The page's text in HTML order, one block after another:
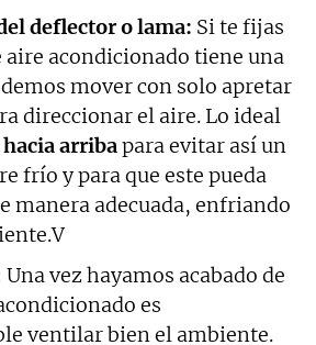
deflector o lama: Si te fijas
aire acondicionado tiene una
mover con solo apretar
direccionar el aire. Lo ideal
hacia arribapara evitar así un
frío y para que este pueda
manera adecuada, enfriando
Una vez hayamos acabado de
es
ventilar bien el ambiente.